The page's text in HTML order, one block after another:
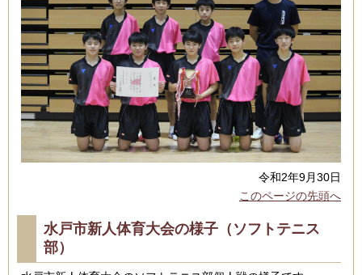
令和2年9月30日
このページの先頭へ
水戸市新人体育大会の様子（ソフトテニス
部）